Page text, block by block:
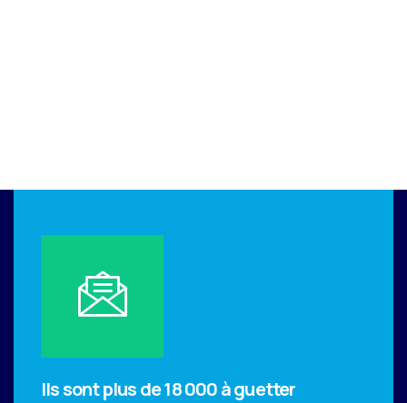
Ils sont plus de 18 000 à guetter